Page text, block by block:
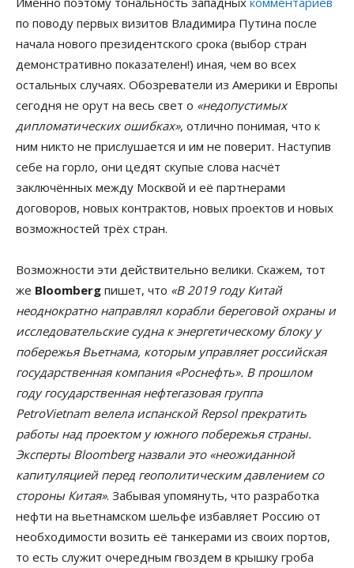
по поводу первых визитов Владимира Путина после
начала нового президентского срока (выбор стран
демонстративно показателен!) иная, чем во всех
остальных случаях. Обозреватели из Америки и Европы
сегодня не орут на весь свет о «недопустимых
дипломатических ошибках», отлично понимая, что к
ним никто не прислушается и им не поверит. Наступив
себе на горло, они цедят скупые слова насчёт
заключённых между Москвой и её партнерами
договоров, новых контрактов, новых проектов и новых
возможностей трёх стран.
Возможности эти действительно велики. Скажем, тот
же Bloomberg пишет, что «В 2019 году Китай
неоднократно направлял корабли береговой охраны и
исследовательские судна к энергетическому блоку у
побережья Вьетнама, которым управляет российская
государственная компания «Роснефть». В прошлом
году государственная нефтегазовая группа
PetroVietnam велела испанской Repsol прекратить
работы над проектом у южного побережья страны.
Эксперты Bloomberg назвали это «неожиданной
капитуляцией перед геополитическим давлением со
стороны Китая». Забывая упомянуть, что разработка
нефти на вьетнамском шельфе избавляет Россию от
необходимости возить её танкерами из своих портов,
то есть служит очередным гвоздем в крышку гроба